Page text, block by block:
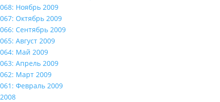
068: Ноябрь 2009
067: Октябрь 2009
066: Сентябрь 2009
065: Август 2009
064: Май 2009
063: Апрель 2009
062: Март 2009
061: Февраль 2009
2008